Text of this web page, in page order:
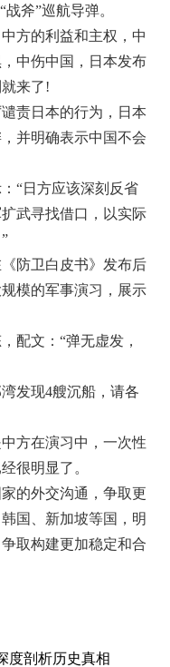
斧”巡航导弹。
方的利益和主权，中
中伤中国，日本发布
来了!
责日本的行为，日本
并明确表示中国不会
“日方应该深刻反省
武寻找借口，以实际
防卫白皮书》发布后
模的军事演习，展示
配文：“弹无虚发，
发现4艘沉船，请各
方在演习中，一次性
很明显了。
的外交沟通，争取更
国、新加坡等国，明
取构建更加稳定和合
度剖析历史真相